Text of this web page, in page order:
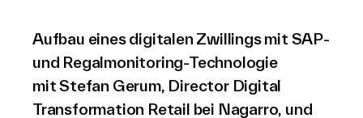
Aufbau eines digitalen Zwillings mit SAP-
und Regalmonitoring-Technologie
mit Stefan Gerum, Director Digital
Transformation Retail bei Nagarro, und